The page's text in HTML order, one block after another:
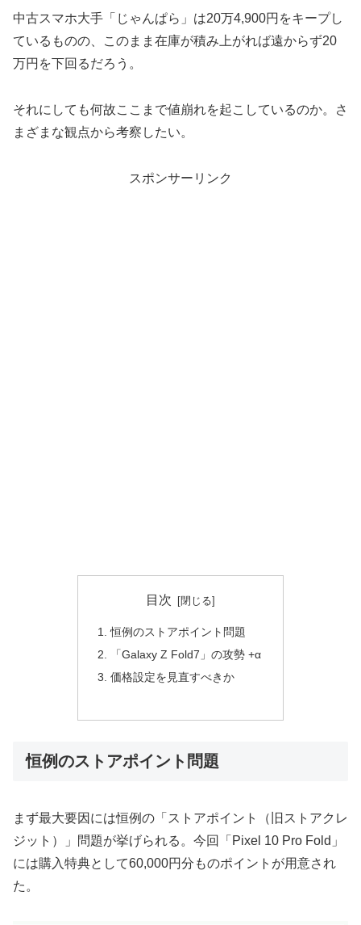
中古スマホ大手「じゃんぱら」は20万4,900円をキープし
ているものの、このまま在庫が積み上がれば遠からず20
万円を下回るだろう。
それにしても何故ここまで値崩れを起こしているのか。さ
まざまな観点から考察したい。
スポンサーリンク
目次
恒例のストアポイント問題
「Galaxy Z Fold7」の攻勢 +α
価格設定を見直すべきか
恒例のストアポイント問題
まず最大要因には恒例の「ストアポイント（旧ストアクレ
ジット）」問題が挙げられる。今回「Pixel 10 Pro Fold」
には購入特典として60,000円分ものポイントが用意され
た。